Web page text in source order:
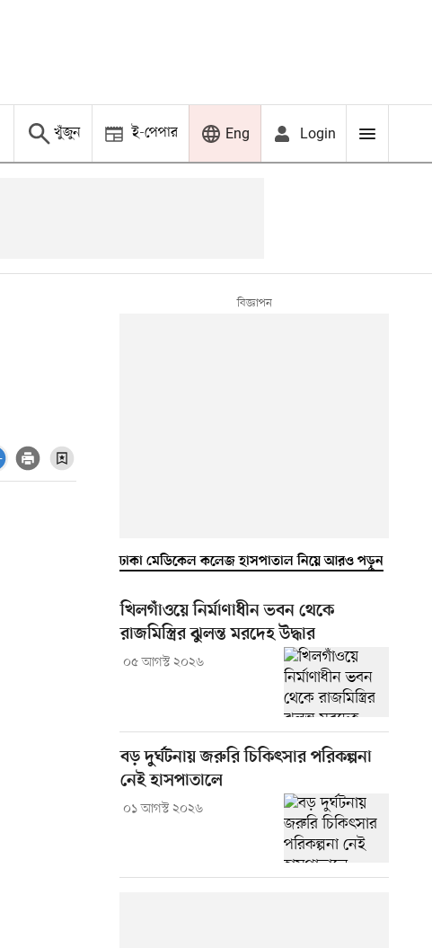
খুঁজুন ই-পেপার Eng Login
ঢাকা মেডিকেল কলেজ হাসপাতাল নিয়ে আরও পড়ুন
খিলগাঁওয়ে নির্মাণাধীন ভবন থেকে
রাজমিস্ত্রির ঝুলন্ত মরদেহ উদ্ধার
০৫ আগস্ট ২০২৬
বড় দুর্ঘটনায় জরুরি চিকিৎসার পরিকল্পনা
নেই হাসপাতালে
০১ আগস্ট ২০২৬